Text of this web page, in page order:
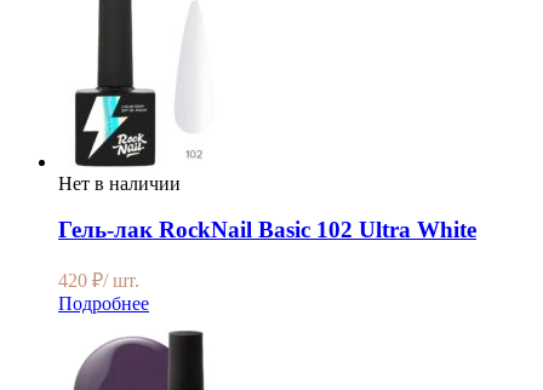
Нет в наличии
Гель-лак RockNail Basic 102 Ultra White
420 ₽/ шт.
Подробнее